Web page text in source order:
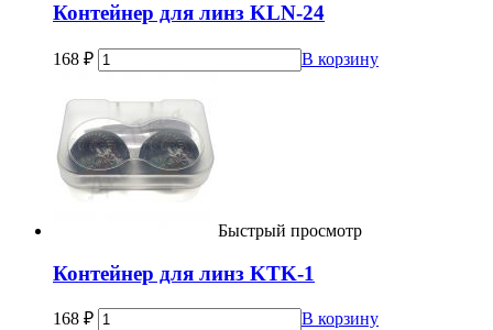
Контейнер для линз KLN-24
168 ₽ В корзину
Быстрый просмотр
Контейнер для линз KTK-1
168 ₽ В корзину